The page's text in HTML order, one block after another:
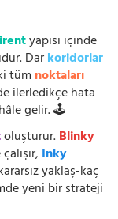
yapısı içinde
Darkoridorlar
tüm noktaları
ilerledikçe hata
gelir. 🕹️
oluşturur.Blinky
Inky
yaklaş-kaç
yeni bir strateji